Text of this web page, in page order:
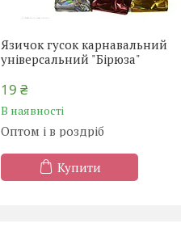
Язичок гусок карнавальний
універсальний "Бірюза"
19 ₴
В наявності
Оптом і в роздріб
Купити